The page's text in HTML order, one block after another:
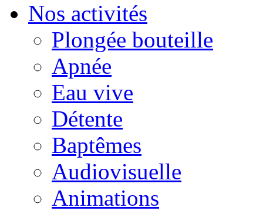
Nos activités
Plongée bouteille
Apnée
Eau vive
Détente
Baptêmes
Audiovisuelle
Animations